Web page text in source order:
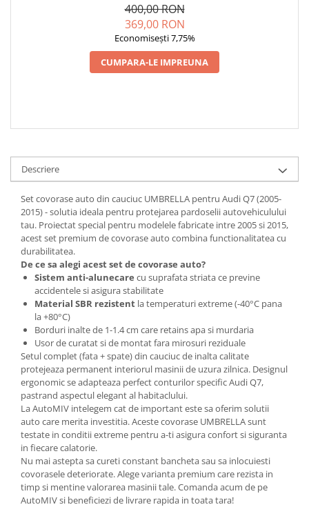
400,00 RON
369,00 RON
Economisești 7,75%
CUMPARA-LE IMPREUNA
Descriere
Set covorase auto din cauciuc UMBRELLA pentru Audi Q7 (2005-
2015) - solutia ideala pentru protejarea pardoselii autovehiculului
tau. Proiectat special pentru modelele fabricate intre 2005 si 2015,
acest set premium de covorase auto combina functionalitatea cu
durabilitatea.
De ce sa alegi acest set de covorase auto?
Sistem anti-alunecare cu suprafata striata ce previne
accidentele si asigura stabilitate
Material SBR rezistent la temperaturi extreme (-40°C pana
la +80°C)
Borduri inalte de 1-1.4 cm care retains apa si murdaria
Usor de curatat si de montat fara mirosuri reziduale
Setul complet (fata + spate) din cauciuc de inalta calitate
protejeaza permanent interiorul masinii de uzura zilnica. Designul
ergonomic se adapteaza perfect conturilor specific Audi Q7,
pastrand aspectul elegant al habitaclului.
La AutoMIV intelegem cat de important este sa oferim solutii
auto care merita investitia. Aceste covorase UMBRELLA sunt
testate in conditii extreme pentru a-ti asigura confort si siguranta
in fiecare calatorie.
Nu mai astepta sa cureti constant bancheta sau sa inlocuiesti
covorasele deteriorate. Alege varianta premium care rezista in
timp si mentine valorarea masinii tale. Comanda acum de pe
AutoMIV si beneficiezi de livrare rapida in toata tara!